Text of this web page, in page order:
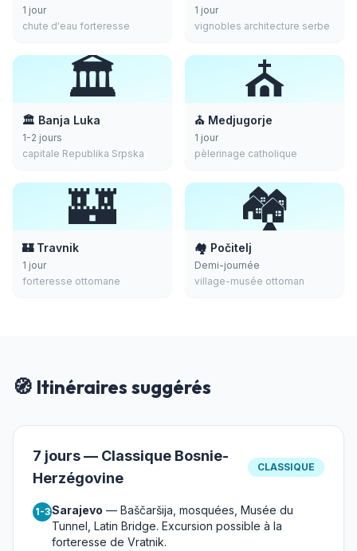
1 jour
chute d'eau forteresse
1 jour
vignobles architecture serbe
🏛️
🏛️ Banja Luka
1-2 jours
capitale Republika Srpska
⛪
⛪ Medjugorje
1 jour
pèlerinage catholique
🏰
🏰 Travnik
1 jour
forteresse ottomane
🏘️
🏘️ Počitelj
Demi-journée
village-musée ottoman
🧭 Itinéraires suggérés
7 jours — Classique Bosnie-
Herzégovine
CLASSIQUE
1-3Sarajevo — Baščaršija, mosquées, Musée du
Tunnel, Latin Bridge. Excursion possible à la
forteresse de Vratnik.